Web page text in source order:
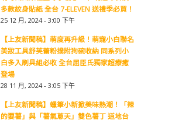
多款紋身貼紙 全台 7-ELEVEN 送禮季必買！
25 12 月, 2024 - 3:00 下午
【上友新聞稿】萌度再升級！萌寵小白聯名
美妝工具舒芙蕾粉撲附狗碗收納 同系列小
白多入刷具組必收 全台屈臣氏獨家超療癒
登場
28 11 月, 2024 - 3:05 下午
【上友新聞稿】蠟筆小新掀美味熱潮！「辣
的要薯」與「薯氣蔥天」雙色薯丁 道地台